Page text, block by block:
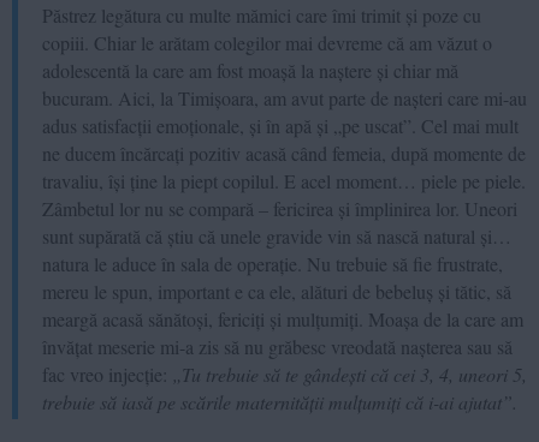
Păstrez legătura cu multe mămici care îmi trimit și poze cu
copiii. Chiar le arătam colegilor mai devreme că am văzut o
adolescentă la care am fost moașă la naștere și chiar mă
bucuram. Aici, la Timișoara, am avut parte de nașteri care mi-au
adus satisfacții emoționale, și în apă și „pe uscat”. Cel mai mult
ne ducem încărcați pozitiv acasă când femeia, după momente de
travaliu, își ține la piept copilul. E acel moment… piele pe piele.
Zâmbetul lor nu se compară – fericirea și împlinirea lor. Uneori
sunt supărată că știu că unele gravide vin să nască natural și…
natura le aduce în sala de operație. Nu trebuie să fie frustrate,
mereu le spun, important e ca ele, alături de bebeluș și tătic, să
meargă acasă sănătoși, fericiți și mulțumiți. Moașa de la care am
învățat meserie mi-a zis să nu grăbesc vreodată nașterea sau să
fac vreo injecție: „Tu trebuie să te gândești că cei 3, 4, uneori 5,
trebuie să iasă pe scările maternității mulțumiți că i-ai ajutat”.